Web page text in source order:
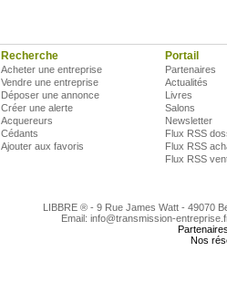
Recherche
Acheter une entreprise
Vendre une entreprise
Déposer une annonce
Créer une alerte
Acquereurs
Cédants
Ajouter aux favoris
Portail
Partenaires
Actualités
Livres
Salons
Newsletter
Flux RSS
Flux RSS
Flux RSS
LIBBRE ® - 9 Rue James Watt - 49070
Email: info@transmission-
Nos